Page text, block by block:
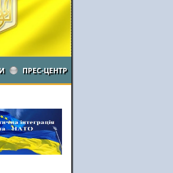
ПРЕС-ЦЕНТР